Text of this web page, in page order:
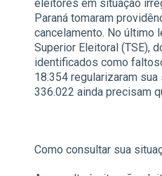
eleitores em situação
Paraná tomaram
cancelamento. No último
Superior Eleitoral (TSE),
identificados como
18.354 regularizaram sua
336.022 ainda precisam
Como consultar sua